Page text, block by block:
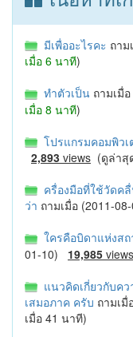
มีเพื่ออะไรคะ ถาม
เมื่อ 6 นาที)
ทำตัวเป็น ถามเมื่
เมื่อ 8 นาที)
โปรแกรมคอมพิวเ
2,893 views (ดูล่าสุ
ครื่องมือที่ใช้วัดค
ว่า ถามเมื่อ (2011-
ใครคือบิดาแห่งส
01-10) 19,985 views
แนวคิดเกี่ยวกับค
เสมอภาค ครับ ถามเ
เมื่อ 41 นาที)